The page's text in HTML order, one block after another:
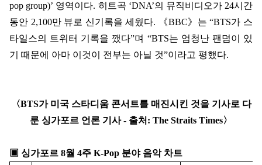
pop group)’ 영역이다. 히트곡 ‘DNA’의 뮤직비디오가 24시간
동안 2,100만 뷰로 신기록을 세웠다. 《BBC》 는“BTS가 스
타일스의 트위터 기록을 깼다”며 “BTS는 엄청난 팬덤이 있
기 때문에 아마 이것이 전부는 아닐 것”이라고 평했다.
〈BTS가 미국 스타디움 콘서트를 매진시킨 것을 기사로 다
룬 싱가포르 언론 기사- 출처 : The Straits Times〉
▣ 싱가포르 8월 4주 K-Pop 분야 음악 차트